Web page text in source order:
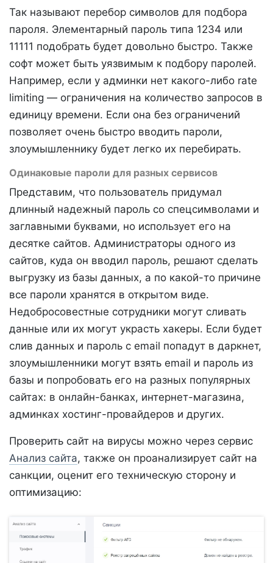
Так называют перебор символов для подбора
пароля. Элементарный пароль типа 1234 или
11111 подобрать будет довольно быстро. Также
софт может быть уязвимым к подбору паролей.
Например, если у админки нет какого-либо rate
limiting — ограничения на количество запросов в
единицу времени. Если она без ограничений
позволяет очень быстро вводить пароли,
злоумышленнику будет легко их перебирать.
Одинаковые пароли для разных сервисов
Представим, что пользователь придумал
длинный надежный пароль со спецсимволами и
заглавными буквами, но использует его на
десятке сайтов. Администраторы одного из
сайтов, куда он вводил пароль, решают сделать
выгрузку из базы данных, а по какой-то причине
все пароли хранятся в открытом виде.
Недобросовестные сотрудники могут сливать
данные или их могут украсть хакеры. Если будет
слив данных и пароль с email попадут в даркнет,
злоумышленники могут взять email и пароль из
базы и попробовать его на разных популярных
сайтах: в онлайн-банках, интернет-магазина,
админках хостинг-провайдеров и других.
Проверить сайт на вирусы можно через сервис
Анализ сайта, также он проанализирует сайт на
санкции, оценит его техническую сторону и
оптимизацию: